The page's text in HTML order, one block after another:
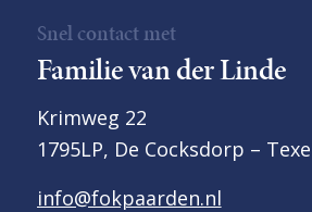
Snel contact met
Familie van der Linde
Krimweg 22
1795LP, De Cocksdorp –
info@fokpaarden.nl